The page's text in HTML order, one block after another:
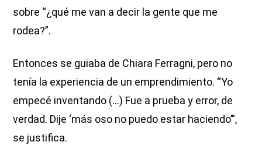
sobre “¿qué me van a decir la gente que me
rodea?”.
Entonces se guiaba de Chiara Ferragni, pero no
tenía la experiencia de un emprendimiento. “Yo
empecé inventando (…) Fue a prueba y error, de
verdad. Dije ‘más oso no puedo estar haciendo’”,
se justifica.